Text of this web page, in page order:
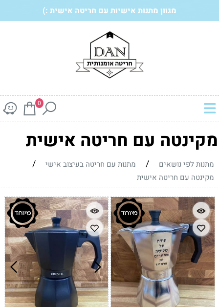
מגוון מתנות אישיות עם חריטה אישית :)
0
מקינטה עם חריטה אישית
מתנות לפי נושאים / מתנות עם חריטה בעיצוב אישי /
מקינטה עם חריטה אישית